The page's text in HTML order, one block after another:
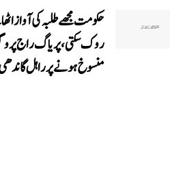
حکومت مجھے طلبہ کی آواز
روک سکتی، پریاگ راج
منسوخ ہونے پر راہل